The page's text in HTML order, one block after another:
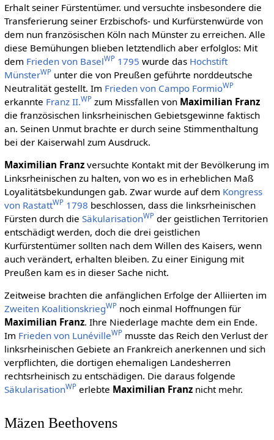
Erhalt seiner Fürstentümer. und versuchte insbesondere die
Transferierung seiner Erzbischofs- und Kurfürstenwürde von
dem nun französischen Köln nach Münster zu erreichen. Alle
diese Bemühungen blieben letztendlich aber erfolglos: Mit
dem Frieden von BaselWP 1795 wurde das Hochstift
MünsterWPunter die von Preußen geführte norddeutsche
Neutralität gestellt. Im Frieden von Campo FormioWP
erkannte Franz II.WPzum Missfallen von Maximilian Franz
die französischen linksrheinischen Gebietsgewinne faktisch
an. Seinen Unmut brachte er durch seine Stimmenthaltung
bei der Kaiserwahl zum Ausdruck.
Maximilian Franzversuchte Kontakt mit der Bevölkerung im
Linksrheinischen zu halten, von wo es in erheblichen Maß
Loyalitätsbekundungen gab. Zwar wurde auf dem Kongress
von RastattWP 1798 beschlossen, dass die linksrheinischen
Fürsten durch die SäkularisationWPder geistlichen Territorien
entschädigt werden, doch die drei geistlichen
Kurfürstentümer sollten nach dem Willen des Kaisers, wenn
auch verändert, erhalten bleiben. Zu einer Einigung mit
Preußen kam es in dieser Sache nicht.
Zeitweise brachten die anfänglichen Erfolge der Alliierten im
Zweiten KoalitionskriegWPnoch einmal Hoffnungen für
Maximilian Franz. Ihre Niederlage machte dem ein Ende.
Im Frieden von LunévilleWPmusste das Reich den Verlust der
linksrheinischen Gebiete an Frankreich anerkennen und sich
verpflichten, die dortigen ehemaligen Landesherren
rechtsrheinisch zu entschädigen. Die daraus folgende
SäkularisationWPerlebte Maximilian Franznicht mehr.
Mäzen Beethovens